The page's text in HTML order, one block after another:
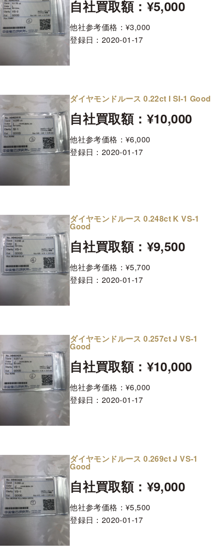
自社買取額：¥5,000
他社参考価格：¥3,000
登録日： 2020-01-17
ダイヤモンドルース 0.22ct I SI-1 Good
自社買取額：¥10,000
他社参考価格：¥6,000
登録日： 2020-01-17
ダイヤモンドルース 0.248ct K VS-1
Good
自社買取額：¥9,500
他社参考価格：¥5,700
登録日： 2020-01-17
ダイヤモンドルース 0.257ct J VS-1
Good
自社買取額：¥10,000
他社参考価格：¥6,000
登録日： 2020-01-17
ダイヤモンドルース 0.269ct J VS-1
Good
自社買取額：¥9,000
他社参考価格：¥5,500
登録日： 2020-01-17